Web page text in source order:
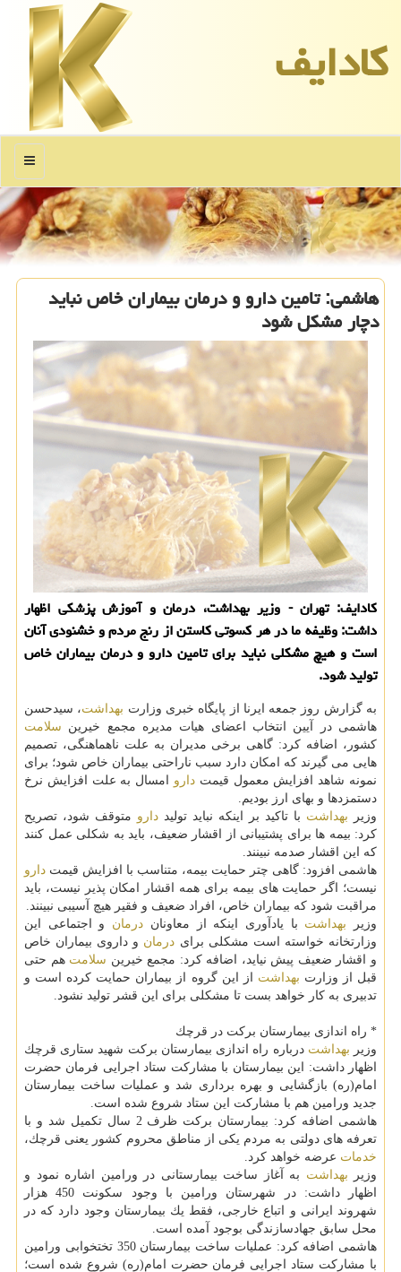
كادایف
منو
هاشمی: تامین دارو و درمان بیماران خاص نباید
دچار مشكل شود
كادایف: تهران - وزیر بهداشت، درمان و آموزش پزشكی اظهار
داشت: وظیفه ما در هر كسوتی كاستن از رنج مردم و خشنودی آنان
است و هیچ مشكلی نباید برای تامین دارو و درمان بیماران خاص
تولید شود.
به گزارش روز جمعه ایرنا از پایگاه خبری وزارت بهداشت، سیدحسن
هاشمی در آیین انتخاب اعضای هیات مدیره مجمع خیرین سلامت
كشور، اضافه كرد: گاهی برخی مدیران به علت ناهماهنگی، تصمیم
هایی می گیرند كه امكان دارد سبب ناراحتی بیماران خاص شود؛ برای
نمونه شاهد افزایش معمول قیمت دارو امسال به علت افزایش نرخ
دستمزدها و بهای ارز بودیم.
وزیر بهداشت با تاكید بر اینكه نباید تولید دارو متوقف شود، تصریح
كرد: بیمه ها برای پشتیبانی از اقشار ضعیف، باید به شكلی عمل كنند
كه این اقشار صدمه نبینند.
هاشمی افزود: گاهی چتر حمایت بیمه، متناسب با افزایش قیمت دارو
نیست؛ اگر حمایت های بیمه برای همه اقشار امكان پذیر نیست، باید
مراقبت شود كه بیماران خاص، افراد ضعیف و فقیر هیچ آسیبی نبینند.
وزیر بهداشت با یادآوری اینكه از معاونان درمان و اجتماعی این
وزارتخانه خواسته است مشكلی برای درمان و داروی بیماران خاص
و اقشار ضعیف پیش نیاید، اضافه كرد: مجمع خیرین سلامت هم حتی
قبل از وزارت بهداشت از این گروه از بیماران حمایت كرده است و
تدبیری به كار خواهد بست تا مشكلی برای این قشر تولید نشود.
* راه اندازی بیمارستان بركت در قرچك
وزیر بهداشت درباره راه اندازی بیمارستان بركت شهید ستاری قرچك
اظهار داشت: این بیمارستان با مشاركت ستاد اجرایی فرمان حضرت
امام(ره) بازگشایی و بهره برداری شد و عملیات ساخت بیمارستان
جدید ورامین هم با مشاركت این ستاد شروع شده است.
هاشمی اضافه كرد: بیمارستان بركت ظرف 2 سال تكمیل شد و با
تعرفه های دولتی به مردم یكی از مناطق محروم كشور یعنی قرچك،
خدمات عرضه خواهد كرد.
وزیر بهداشت به آغاز ساخت بیمارستانی در ورامین اشاره نمود و
اظهار داشت: در شهرستان ورامین با وجود سكونت 450 هزار
شهروند ایرانی و اتباع خارجی، فقط یك بیمارستان وجود دارد كه در
محل سابق جهادسازندگی بوجود آمده است.
هاشمی اضافه كرد: عملیات ساخت بیمارستان 350 تختخوابی ورامین
با مشاركت ستاد اجرایی فرمان حضرت امام(ره) شروع شده است؛